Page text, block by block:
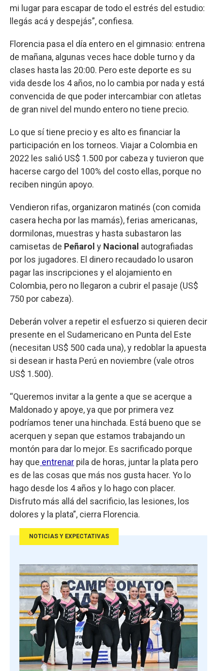
mi lugar para escapar de todo el estrés del estudio:
llegás acá y despejás”, confiesa.
Florencia pasa el día entero en el gimnasio: entrena
de mañana, algunas veces hace doble turno y da
clases hasta las 20:00. Pero este deporte es su
vida desde los 4 años, no lo cambia por nada y está
convencida de que poder intercambiar con atletas
de gran nivel del mundo entero no tiene precio.
Lo que sí tiene precio y es alto es financiar la
participación en los torneos. Viajar a Colombia en
2022 les salió US$ 1.500 por cabeza y tuvieron que
hacerse cargo del 100% del costo ellas, porque no
reciben ningún apoyo.
Vendieron rifas, organizaron matinés (con comida
casera hecha por las mamás), ferias americanas,
dormilonas, muestras y hasta subastaron las
camisetas de Peñarol y Nacional autografiadas
por los jugadores. El dinero recaudado lo usaron
pagar las inscripciones y el alojamiento en
Colombia, pero no llegaron a cubrir el pasaje (US$
750 por cabeza).
Deberán volver a repetir el esfuerzo si quieren decir
presente en el Sudamericano en Punta del Este
(necesitan US$ 500 cada una), y redoblar la apuesta
si desean ir hasta Perú en noviembre (vale otros
US$ 1.500).
“Queremos invitar a la gente a que se acerque a
Maldonado y apoye, ya que por primera vez
podríamos tener una hinchada. Está bueno que se
acerquen y sepan que estamos trabajando un
montón para dar lo mejor. Es sacrificado porque
hay que entrenar pila de horas, juntar la plata pero
es de las cosas que más nos gusta hacer. Yo lo
hago desde los 4 años y lo hago con placer.
Disfruto más allá del sacrificio, las lesiones, los
dolores y la plata”, cierra Florencia.
NOTICIAS Y EXPECTATIVAS